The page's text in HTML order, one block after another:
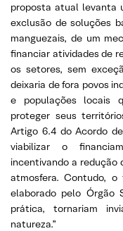
proposta atual levanta
exclusão de soluções
manguezais, de um
financiar atividades de
os setores, sem
deixaria de fora povos
e populações locais
proteger seus
Artigo 6.4 do Acordo
viabilizar o
incentivando a redução
atmosfera. Contudo,
elaborado pelo Órgão
prática, tornariam
natureza.”